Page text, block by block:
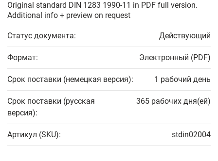
Original standard DIN 1283 1990-11 in PDF full version.
Additional info + preview on request
Статус документа: Действующий
Формат: Электронный (PDF)
Срок поставки (немецкая версия): 1 рабочий день
Срок поставки (русская
версия):
365 рабочих дня(ей)
Артикул (SKU): stdin02004